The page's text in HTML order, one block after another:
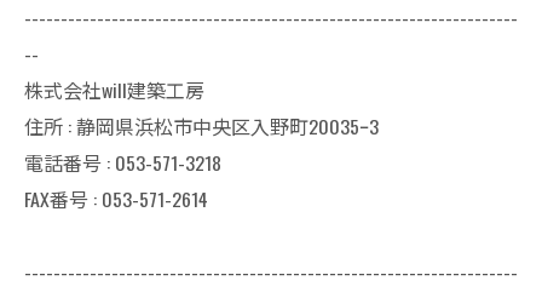
--------------------------------------------------------------------
--
株式会社will建築工房
住所 : 静岡県浜松市中央区入野町20035ｰ3
電話番号 : 053-571-3218
FAX番号 : 053-571-2614
--------------------------------------------------------------------